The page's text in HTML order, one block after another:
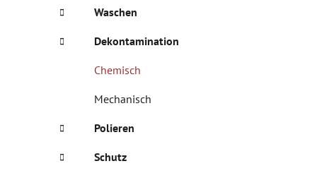
i
e
i
t
e
g
o
Waschen
Dekontamination
Chemisch
Mechanisch
Polieren
Schutz